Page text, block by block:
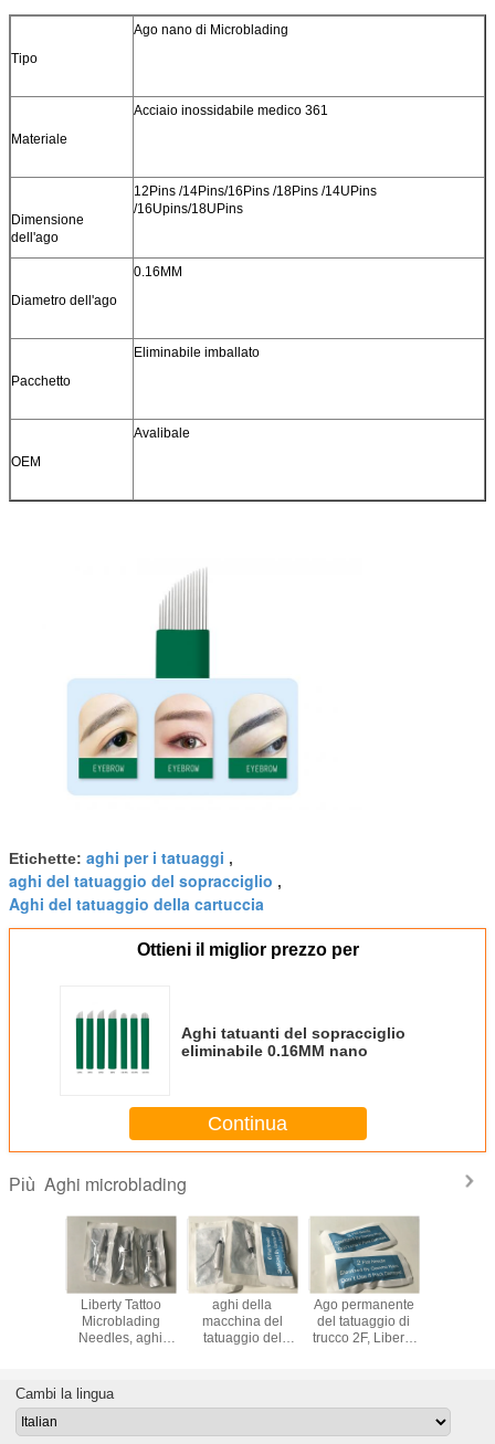
Tipo
Ago nano di Microblading
Materiale
Acciaio inossidabile medico 361
Dimensione
dell'ago
12Pins /14Pins/16Pins /18Pins /14UPins
/16Upins/18UPins
Diametro dell'ago
0.16MM
Pacchetto
Eliminabile imballato
OEM
Avalibale
Etichette: aghi per i tatuaggi ,
aghi del tatuaggio del sopracciglio ,
Aghi del tatuaggio della cartuccia
Ottieni il miglior prezzo per
Aghi tatuanti del sopracciglio
eliminabile 0.16MM nano
Continua
Più Aghi microblading
di
Liberty Tattoo
Microblading
Needles, aghi
labbro del
sopracciglio
aghi della
macchina del
tatuaggio del
taglienti/elastico
Ago permanente
del tatuaggio di
trucco 2F, Liberty
Cambi la lingua